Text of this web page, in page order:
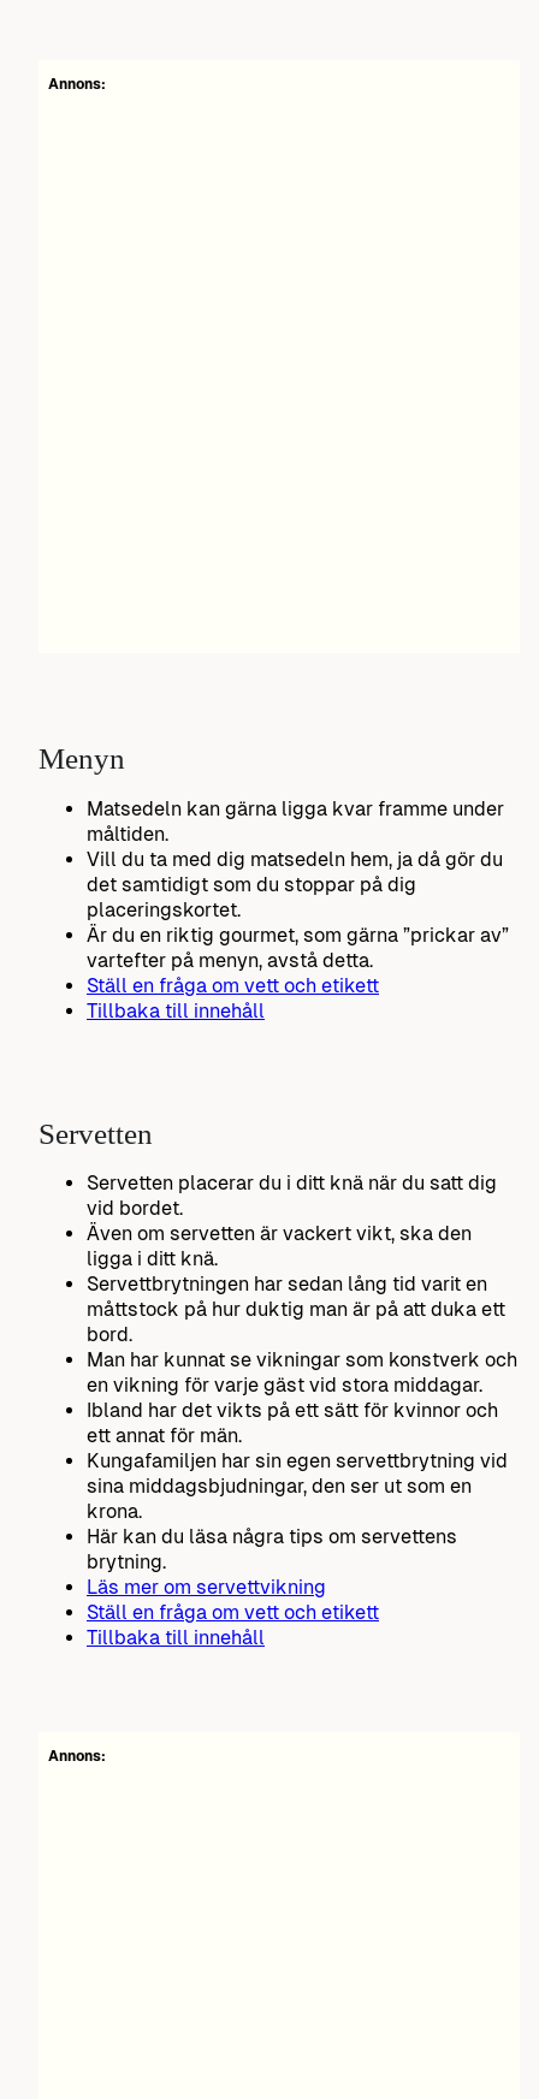
Annons:
Menyn
Matsedeln kan gärna ligga kvar framme under
måltiden.
Vill du ta med dig matsedeln hem, ja då gör du
det samtidigt som du stoppar på dig
placeringskortet.
Är du en riktig gourmet, som gärna ”prickar av”
vartefter på menyn, avstå detta.
Ställ en fråga om vett och etikett
Tillbaka till innehåll
Servetten
Servetten placerar du i ditt knä när du satt dig
vid bordet.
Även om servetten är vackert vikt, ska den
ligga i ditt knä.
Servettbrytningen har sedan lång tid varit en
måttstock på hur duktig man är på att duka ett
bord.
Man har kunnat se vikningar som konstverk och
en vikning för varje gäst vid stora middagar.
Ibland har det vikts på ett sätt för kvinnor och
ett annat för män.
Kungafamiljen har sin egen servettbrytning vid
sina middagsbjudningar, den ser ut som en
krona.
Här kan du läsa några tips om servettens
brytning.
Läs mer om servettvikning
Ställ en fråga om vett och etikett
Tillbaka till innehåll
Annons: